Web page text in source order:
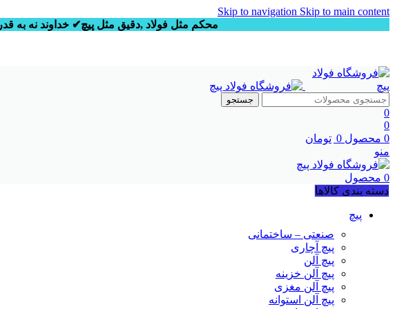
Skip to navigation Skip to main content
محکم مثل فولاد ,دقیق مثل پیچ✔ خداوند نه به
جستجو
0
0
0 محصول 0 تومان
منو
0 محصول
دسته بندی کالاها
پیچ
صنعتی – ساختمانی
پیچ آچاری
پیچ آلن
پیچ آلن خزینه
پیچ آلن مغزی
پیچ آلن استوانه